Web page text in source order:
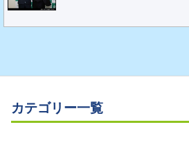
カテゴリー一覧